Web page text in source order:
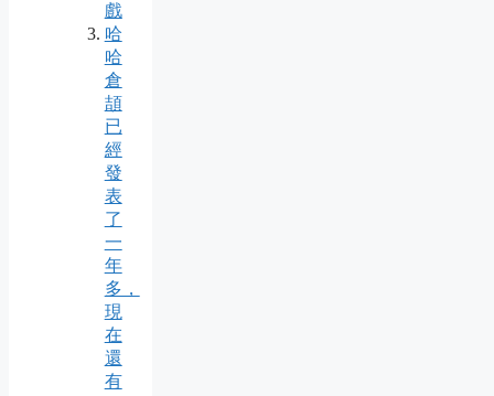
戲
哈
哈
倉
頡
已
經
發
表
了
一
年
多，
現
在
還
有